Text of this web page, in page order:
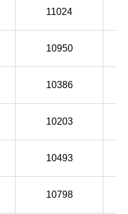
11024
10950
10386
10203
10493
10798